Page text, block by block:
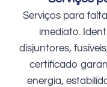
Serviços para
imediato.
disjuntores,
certificado
energia,